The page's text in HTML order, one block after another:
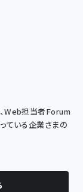
Web担当者Forum
ている企業さまの